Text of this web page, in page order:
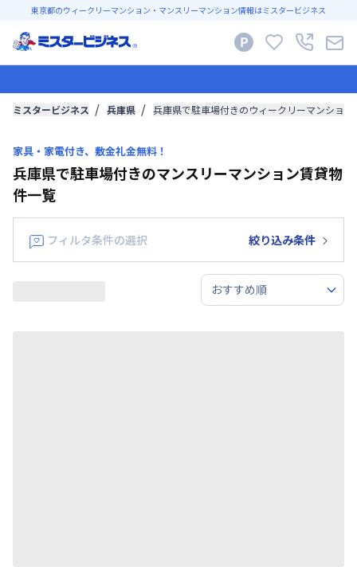
東京都のウィークリーマンション・マンスリーマンション情報はミスタービジネス
ミスタービジネス 兵庫県 兵庫県で駐車場付きのウィークリーマンショ
家具・家電付き、敷金礼金無料！
兵庫県で駐車場付きのマンスリーマンション賃貸物
件一覧
フィルタ条件の選択 絞り込み条件